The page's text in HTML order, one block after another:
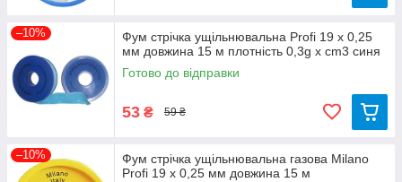
–10%
Фум стрічка ущільнювальна Profi 19 х 0,25
мм довжина 15 м плотність 0,3g х cm3 синя
Готово до відправки
53 ₴ 59 ₴
–10%
Фум стрічка ущільнювальна газова Milano
Profi 19 х 0,25 мм довжина 15 м